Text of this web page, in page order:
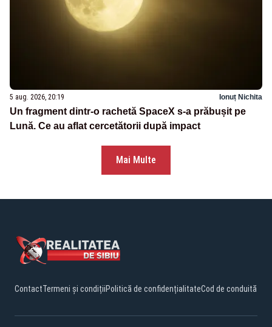
5 aug. 2026, 20:19 Ionuț Nichita
Un fragment dintr-o rachetă SpaceX s-a prăbușit pe
Lună. Ce au aflat cercetătorii după impact
Mai Multe
ContactTermeni și condițiiPolitică de confidențialitateCod de conduită